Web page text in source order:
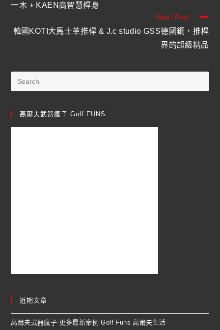
一木 + KAEN高智慧桿身
Next Post
韓國KOTI大馬士革推桿 & J.c studio GSS德國鋼，推桿
界的超級精品
高爾夫武器瘋子 Golf FUNS
近期文章
高爾夫武器瘋子-更多最新案例 Golf Funs 高爾夫生活